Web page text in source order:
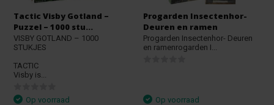
Tactic Visby Gotland –
Puzzel – 1000 stu...
VISBY GOTLAND – 1000
STUKJES
TACTIC
Visby is...
Op voorraad
Progarden Insectenhor-
Deuren en ramen
Progarden Insectenhor- Deuren
en ramenrogarden I...
Op voorraad